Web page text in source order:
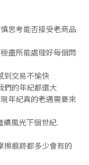
思考能否接受老商品
盡所能處理好每個問
到交易不愉快
們的年紀都還大
年紀真的老邁需要來
風光下個世紀.
擦痕跡都多少會有的